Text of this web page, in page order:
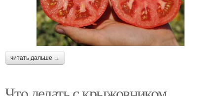
читать дальше →